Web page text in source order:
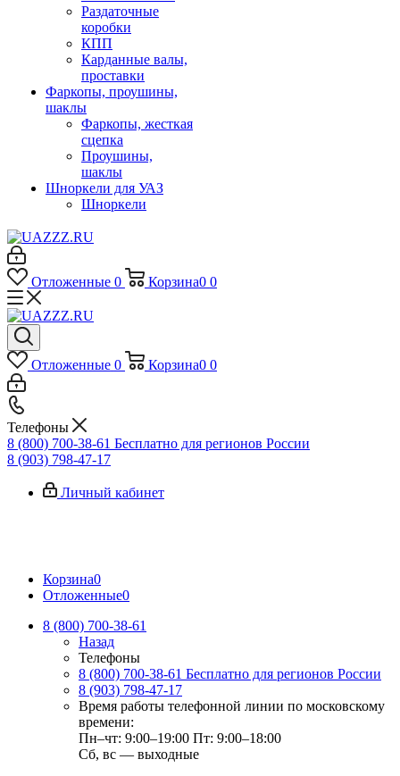
Раздаточные
коробки
КПП
Карданные валы,
проставки
Фаркопы, проушины,
шаклы
Фаркопы, жесткая
сцепка
Проушины,
шаклы
Шноркели для УАЗ
Шноркели
Отложенные 0 Корзина0 0
Отложенные 0 Корзина0 0
Телефоны
8 (800) 700-38-61 Бесплатно для регионов России
8 (903) 798-47-17
Личный кабинет
Корзина0
Отложенные0
8 (800) 700-38-61
Назад
Телефоны
8 (800) 700-38-61 Бесплатно для регионов России
8 (903) 798-47-17
Время работы телефонной линии по московскому
времени:
Пн–чт: 9:00–19:00 Пт: 9:00–18:00
Сб, вс — выходные